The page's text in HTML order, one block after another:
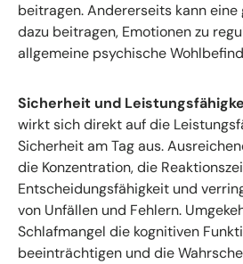
beitragen. Andererseits kann
dazu beitragen, Emotionen zu
allgemeine psychische
Sicherheit und
wirkt sich direkt auf die
Sicherheit am Tag aus.
die Konzentration, die
Entscheidungsfähigkeit und
von Unfällen und Fehlern.
Schlafmangel die kognitiven
beeinträchtigen und die